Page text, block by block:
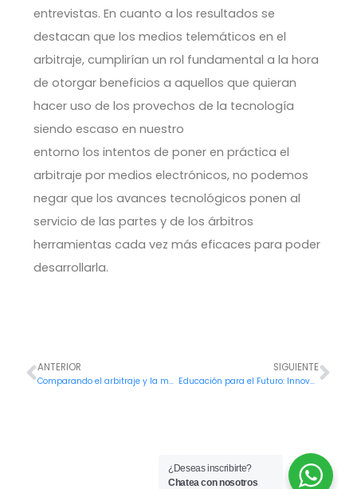
entrevistas. En cuanto a los resultados se
destacan que los medios telemáticos en el
arbitraje, cumplirían un rol fundamental a la hora
de otorgar beneficios a aquellos que quieran
hacer uso de los provechos de la tecnología
siendo escaso en nuestro
entorno los intentos de poner en práctica el
arbitraje por medios electrónicos, no podemos
negar que los avances tecnológicos ponen al
servicio de las partes y de los árbitros
herramientas cada vez más eficaces para poder
desarrollarla.
Ant
ANTERIOR
Comparando el arbitraje y la mediación en instancias judiciales
SIGUIENTE
Educación para el Futuro: Innovación y Emprendimiento
¿Deseas inscribirte?
Chatea con nosotros